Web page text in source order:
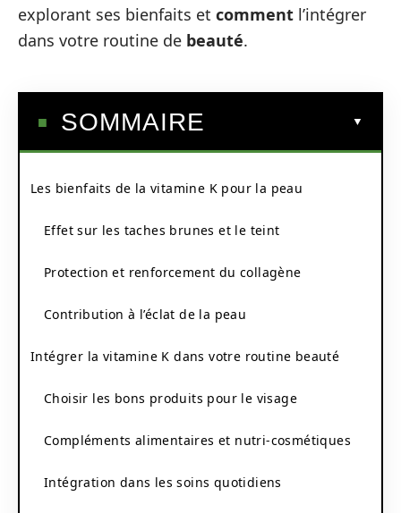
explorant ses bienfaits et comment l’intégrer
dans votre routine de beauté.
SOMMAIRE
Les bienfaits de la vitamine K pour la peau
Effet sur les taches brunes et le teint
Protection et renforcement du collagène
Contribution à l’éclat de la peau
Intégrer la vitamine K dans votre routine beauté
Choisir les bons produits pour le visage
Compléments alimentaires et nutri-cosmétiques
Intégration dans les soins quotidiens